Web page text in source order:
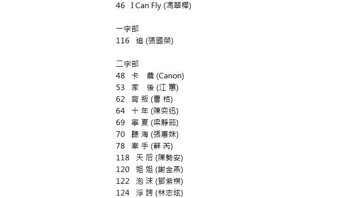
46 I Can Fly (馮翠樺)
一字部
116 追 (張國榮)
二字部
48 卡 農 (Canon)
53 家 後 (江 蕙)
62 背 叛 (曹 格)
64 十 年 (陳奕迅)
69 寧 夏 (梁靜茹)
70 聽 海 (張惠妹)
78 牽 手 (蘇 芮)
118 天 后 (陳勢安)
120 姐 姐 (謝金燕)
122 泡 沫 (鄧紫棋)
124 浮 誇 (林志炫)